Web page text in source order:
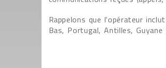
Rappelons que l'opérateur
Bas, Portugal, Antilles,